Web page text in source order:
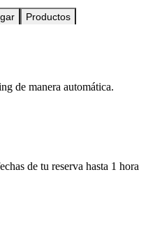
Productos
de manera automática.
de tu reserva hasta 1 hora